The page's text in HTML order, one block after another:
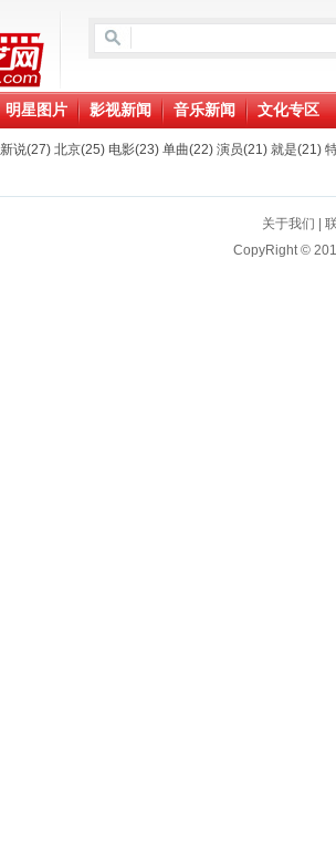
明星图片 影视新闻 音乐新闻 文化专区
新说(27) 北京(25) 电影(23) 单曲(22) 演员(21) 就是(21)
关于我们
CopyRight ©